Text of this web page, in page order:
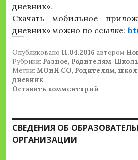
дневник».
Скачать мобильное
дневник» можно по ссылке:
Опубликовано 11.04.2016 автором
Рубрики: Разное, Родителям,
Метки: МОиН СО, Родителям,
дневник
Оставить комментарий
СВЕДЕНИЯ ОБ
ОРГАНИЗАЦИИ